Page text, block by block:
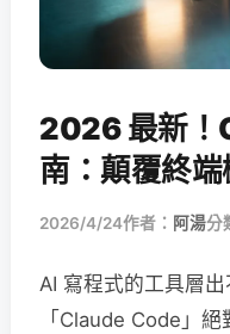
2026 最新！
南：顛覆終
2026/4/24作者： 阿湯分
AI 寫程式的工具層
「Claude Code」